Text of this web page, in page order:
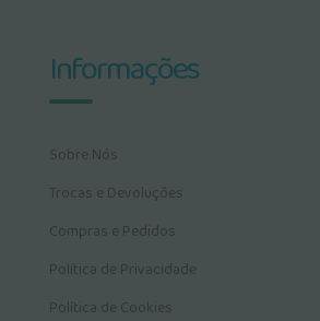
Informações
Sobre Nós
Trocas e Devoluções
Compras e Pedidos
Política de Privacidade
Política de Cookies